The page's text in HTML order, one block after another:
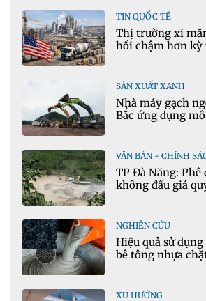
TIN QUỐC TẾ
Thị trường xi
hồi chậm hơn kỳ
SẢN XUẤT XANH
Nhà máy gạch
Bắc ứng dụng
VĂN BẢN - CHÍNH
TP Đà Nẵng: Phê
không đấu giá
NGHIÊN CỨU
Hiệu quả sử
bê tông nhựa
XU HƯỚNG